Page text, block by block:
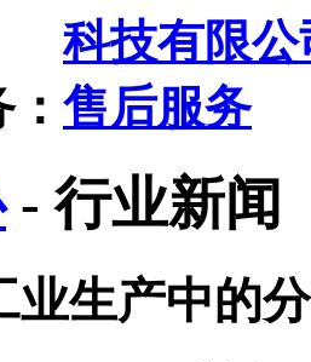
- 行业新闻
业生产中的